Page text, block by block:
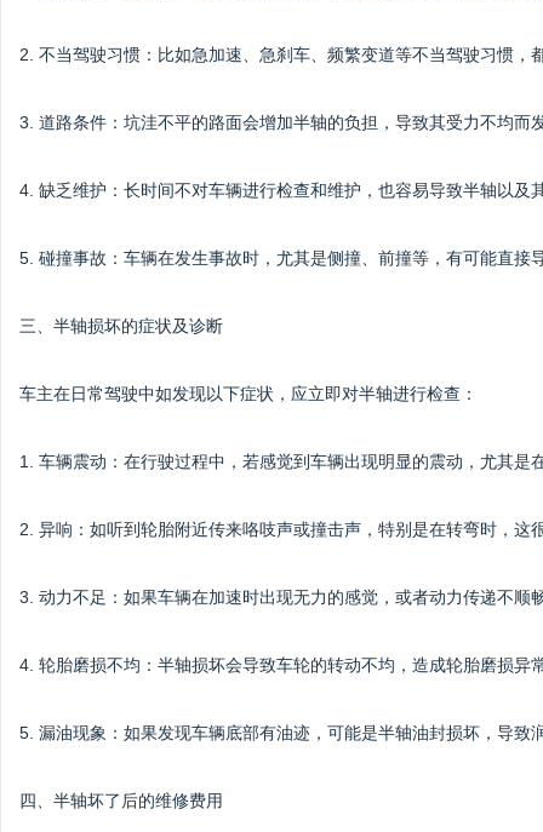
2. 不当驾驶习惯：比如急加速、急刹车、频繁变道等不当驾驶习惯，
3. 道路条件：坑洼不平的路面会增加半轴的负担，导致其受力不均而
4. 缺乏维护：长时间不对车辆进行检查和维护，也容易导致半轴以及
5. 碰撞事故：车辆在发生事故时，尤其是侧撞、前撞等，有可能直接
三、半轴损坏的症状及诊断
车主在日常驾驶中如发现以下症状，应立即对半轴进行检查：
1. 车辆震动：在行驶过程中，若感觉到车辆出现明显的震动，尤其是
2. 异响：如听到轮胎附近传来咯吱声或撞击声，特别是在转弯时，这
3. 动力不足：如果车辆在加速时出现无力的感觉，或者动力传递不顺
4. 轮胎磨损不均：半轴损坏会导致车轮的转动不均，造成轮胎磨损异
5. 漏油现象：如果发现车辆底部有油迹，可能是半轴油封损坏，导致
四、半轴坏了后的维修费用